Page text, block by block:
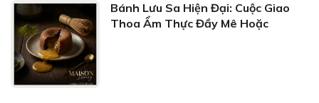
Bánh Lưu Sa Hiện Đại: Cuộc Giao
Thoa Ẩm Thực Đầy Mê Hoặc